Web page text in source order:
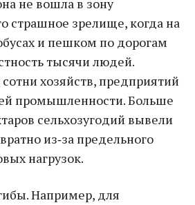
не вошла в зону
страшное зрелище, когда на
и пешком по дорогам
тысячи людей.
хозяйств, предприятий
промышленности. Больше
сельхозугодий вывели
из‑за предельного
нагрузок.
Например, для